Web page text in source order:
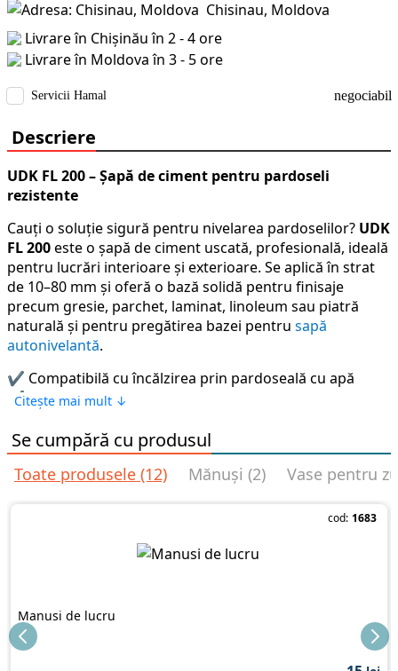
Chisinau, Moldova
Livrare în Chișinău în 2 - 4 ore
Livrare în Moldova în 3 - 5 ore
Servicii Hamal negociabil
Descriere
UDK FL 200 – Șapă de ciment pentru pardoseli
rezistente
Cauți o soluție sigură pentru nivelarea pardoselilor? UDK
FL 200este o șapă de ciment uscată, profesională, ideală
pentru lucrări interioare și exterioare. Se aplică în strat
de 10–80 mm și oferă o bază solidă pentru finisaje
precum gresie, parchet, laminat, linoleum sau piatră
naturală și pentru pregătirea bazei pentru sapă
autonivelantă.
✔️ Compatibilă cu încălzirea prin pardoseală cu apă
✔️ Rezistență mecanică M200 – durabilă și stabilă
✔️ Aplicare manuală sau mecanizată – rapid și eficient
✔️ Ideală pentru construcții civile și renovări
UDK FL 200
– performanță, fiabilitate și versatilitate într-
un singur produs. Alege o șapă care oferă rezultate
Sapa UDK FL200 (10-80mm), 25kg este soluția
produs reprezintă o investiție sigură în calitatea
lucrărilor. Comandați pe stroimarket.md cu livrare rapidă
Citește mai mult ↓
Se cumpără cu produsul
Toate produsele (12) Mănuși (2) Vase pentru
cod: 1683
Manusi de lucru